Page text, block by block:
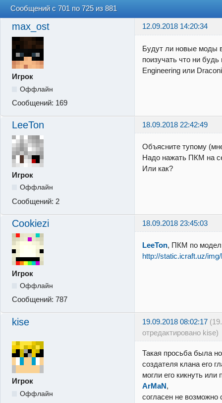
Сообщений с 701 по 725 из 881
max_ost 12.09.2018 14:20:34
Игрок
Оффлайн
Сообщений: 169
Будут ли новые моды
поизучать что ни
Engineering или
LeeTon 18.09.2018 22:42:49
Игрок
Оффлайн
Сообщений: 2
Объясните тупому
Надо нажать ПКМ на
Или как?
Cookiezi 18.09.2018 23:45:03
Игрок
Оффлайн
Сообщений: 787
LeeTon, ПКМ по
http://static.icraft.uz/
kise 19.09.2018 08:02:17
отредактировано kise)
Игрок
Оффлайн
Такая просьба была
создателя клана его
могли его кикнуть или
ArMaN,
согласен не возможно